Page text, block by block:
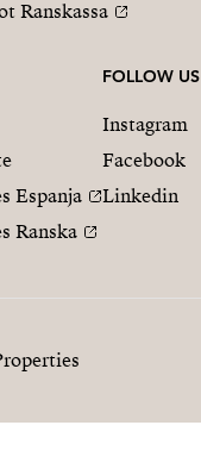
Ranskassa
Espanja
Ranska
FOLLOW US
Instagram
Facebook
Linkedin